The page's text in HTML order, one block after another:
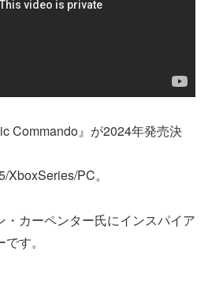
Commando』が2024年発売決
PC。
カーペンター氏にインスパイア
す。